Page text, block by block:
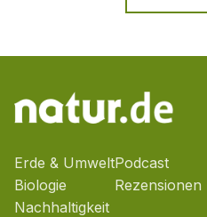
Erde & Umwelt
Biologie
Nachhaltigkeit
Podcast
Rezensionen